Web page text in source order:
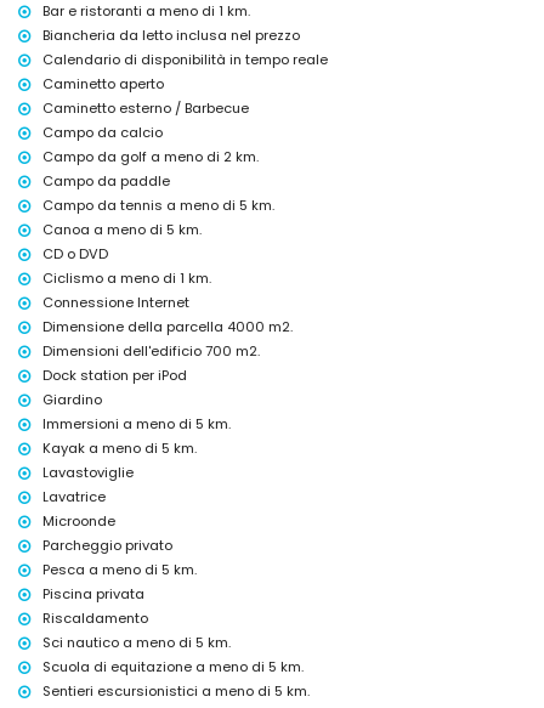
Esterni di questa villa di lusso
ampio e recintato appezzamento di terreno
piscina privata di 10 m x 5 m e profonda 2 m
meraviglioso giardino con prato, ghiaia, alberi e mobili da giardino
con lettini prendisole
4 terrazze, di cui 2 coperte
barbecue
doccia esterna
area salotto esterna e area pranzo esterna
3 posti auto privati coperti e 10 posti auto privati
Ulteriori informazioni
città più vicina: Javea (a meno di 5 chilometri dalla villa)
spiaggia più vicina: El Arenal, Javea (a meno di 5 chilometri dalla
villa)
porto più vicino: Puerto Aduanas del Mar, Javea (a meno di 5
chilometri dalla villa)
parco più vicino: Montgo, Javea (a meno di 5 chilometri dalla villa)
secondo aeroporto più vicino: Valencia (> 100 chilometri)
animali ammessi
L'alloggio è molto adatto per famiglie con bambini
Servizi e dotazioni inclusi nel prezzo di affitto di questa villa di
lusso
internet (WiFi)
biancheria da letto e asciugamani
servizio reception e servizio di emergenza 24 ore su 24
campo da paddle e campo da calcio
ping pong
riscaldamento centralizzato e aria condizionata
Bar e ristoranti a meno di 1 km.
Biancheria da letto inclusa nel prezzo
Calendario di disponibilità in tempo reale
Caminetto aperto
Caminetto esterno / Barbecue
Campo da calcio
Campo da golf a meno di 2 km.
Campo da paddle
Campo da tennis a meno di 5 km.
Canoa a meno di 5 km.
CD o DVD
Ciclismo a meno di 1 km.
Connessione Internet
Dimensione della parcella 4000 m2.
Dimensioni dell'edificio 700 m2.
Dock station per iPod
Giardino
Immersioni a meno di 5 km.
Kayak a meno di 5 km.
Lavastoviglie
Lavatrice
Microonde
Parcheggio privato
Pesca a meno di 5 km.
Piscina privata
Riscaldamento
Sci nautico a meno di 5 km.
Scuola di equitazione a meno di 5 km.
Sentieri escursionistici a meno di 5 km.